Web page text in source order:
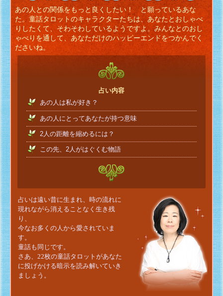
あの人との関係をもっと良くしたい！ と願っているあな
た。童話タロットのキャラクターたちは、あなたとおしゃべ
りしたくて、そわそわしているようですよ。みんなとのおし
ゃべりを通して、あなただけのハッピーエンドをつかんでく
ださいね。
占い内容
あの人は私が好き？
あの人にとってあなたが持つ意味
2人の距離を縮めるには？
この先、2人がはぐくむ物語
占いは遠い昔に生まれ、時の流れに
現れながら消えることなく生き残
り、
今なお多くの人から愛されていま
す。
童話も同じです。
さあ、22枚の童話タロットがあなた
に投げかける暗示を読み解いていき
ましょう。